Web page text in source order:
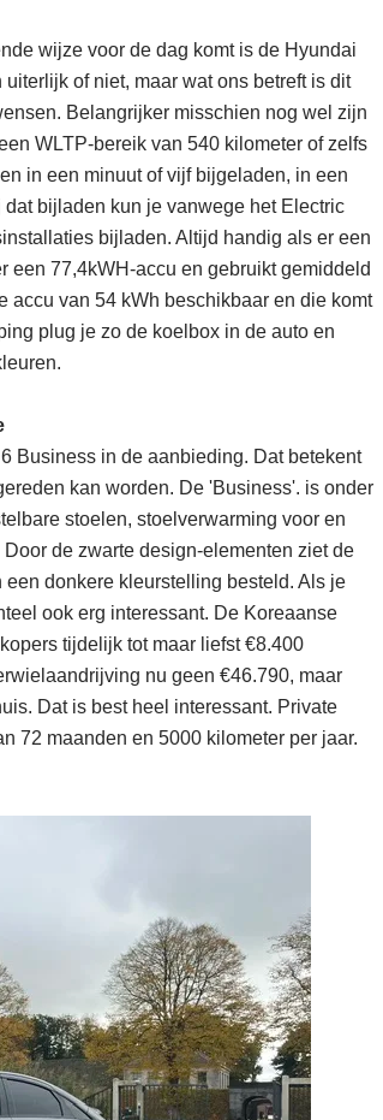
wijze voor de dag komt is de Hyundai
of niet, maar wat ons betreft is dit
Belangrijker misschien nog wel zijn
WLTP-bereik van 540 kilometer of zelfs
in een minuut of vijf bijgeladen, in een
bijladen kun je vanwege het Electric
bijladen. Altijd handig als er een
een 77,4kWH-accu en gebruikt gemiddeld
accu van 54 kWh beschikbaar en die komt
plug je zo de koelbox in de auto en
Business in de aanbieding. Dat betekent
kan worden. De 'Business'. is onder
stoelen, stoelverwarming voor en
de zwarte design-elementen ziet de
donkere kleurstelling besteld. Als je
ook erg interessant. De Koreaanse
tijdelijk tot maar liefst €8.400
nu geen €46.790, maar
Dat is best heel interessant. Private
72 maanden en 5000 kilometer per jaar.